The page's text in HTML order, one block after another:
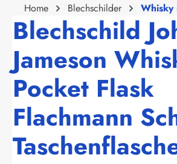
Home Blechschilder Whisky
Blechschild
Jameson
Pocket Flask
Flachmann